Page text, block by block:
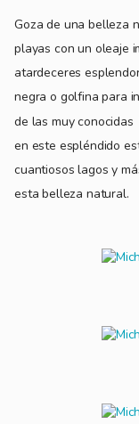
Goza de una belleza
playas con un oleaje
atardeceres
negra o golfina para
de las muy conocidas
en este espléndido
cuantiosos lagos y
esta belleza natural.